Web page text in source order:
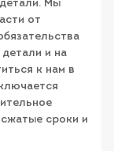
Мы
от
и на
к нам в
сроки и